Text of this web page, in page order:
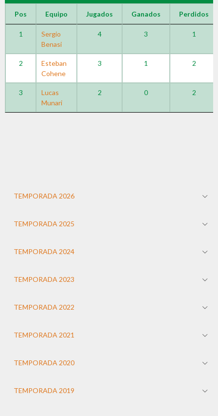
Pos Equipo Jugados Ganados Perdidos
1
Sergio
Benasi
4 3 1
2
Esteban
Cohene
3 1 2
3
Lucas
Munari
2 0 2
TEMPORADA 2026
TEMPORADA 2025
TEMPORADA 2024
TEMPORADA 2023
TEMPORADA 2022
TEMPORADA 2021
TEMPORADA 2020
TEMPORADA 2019